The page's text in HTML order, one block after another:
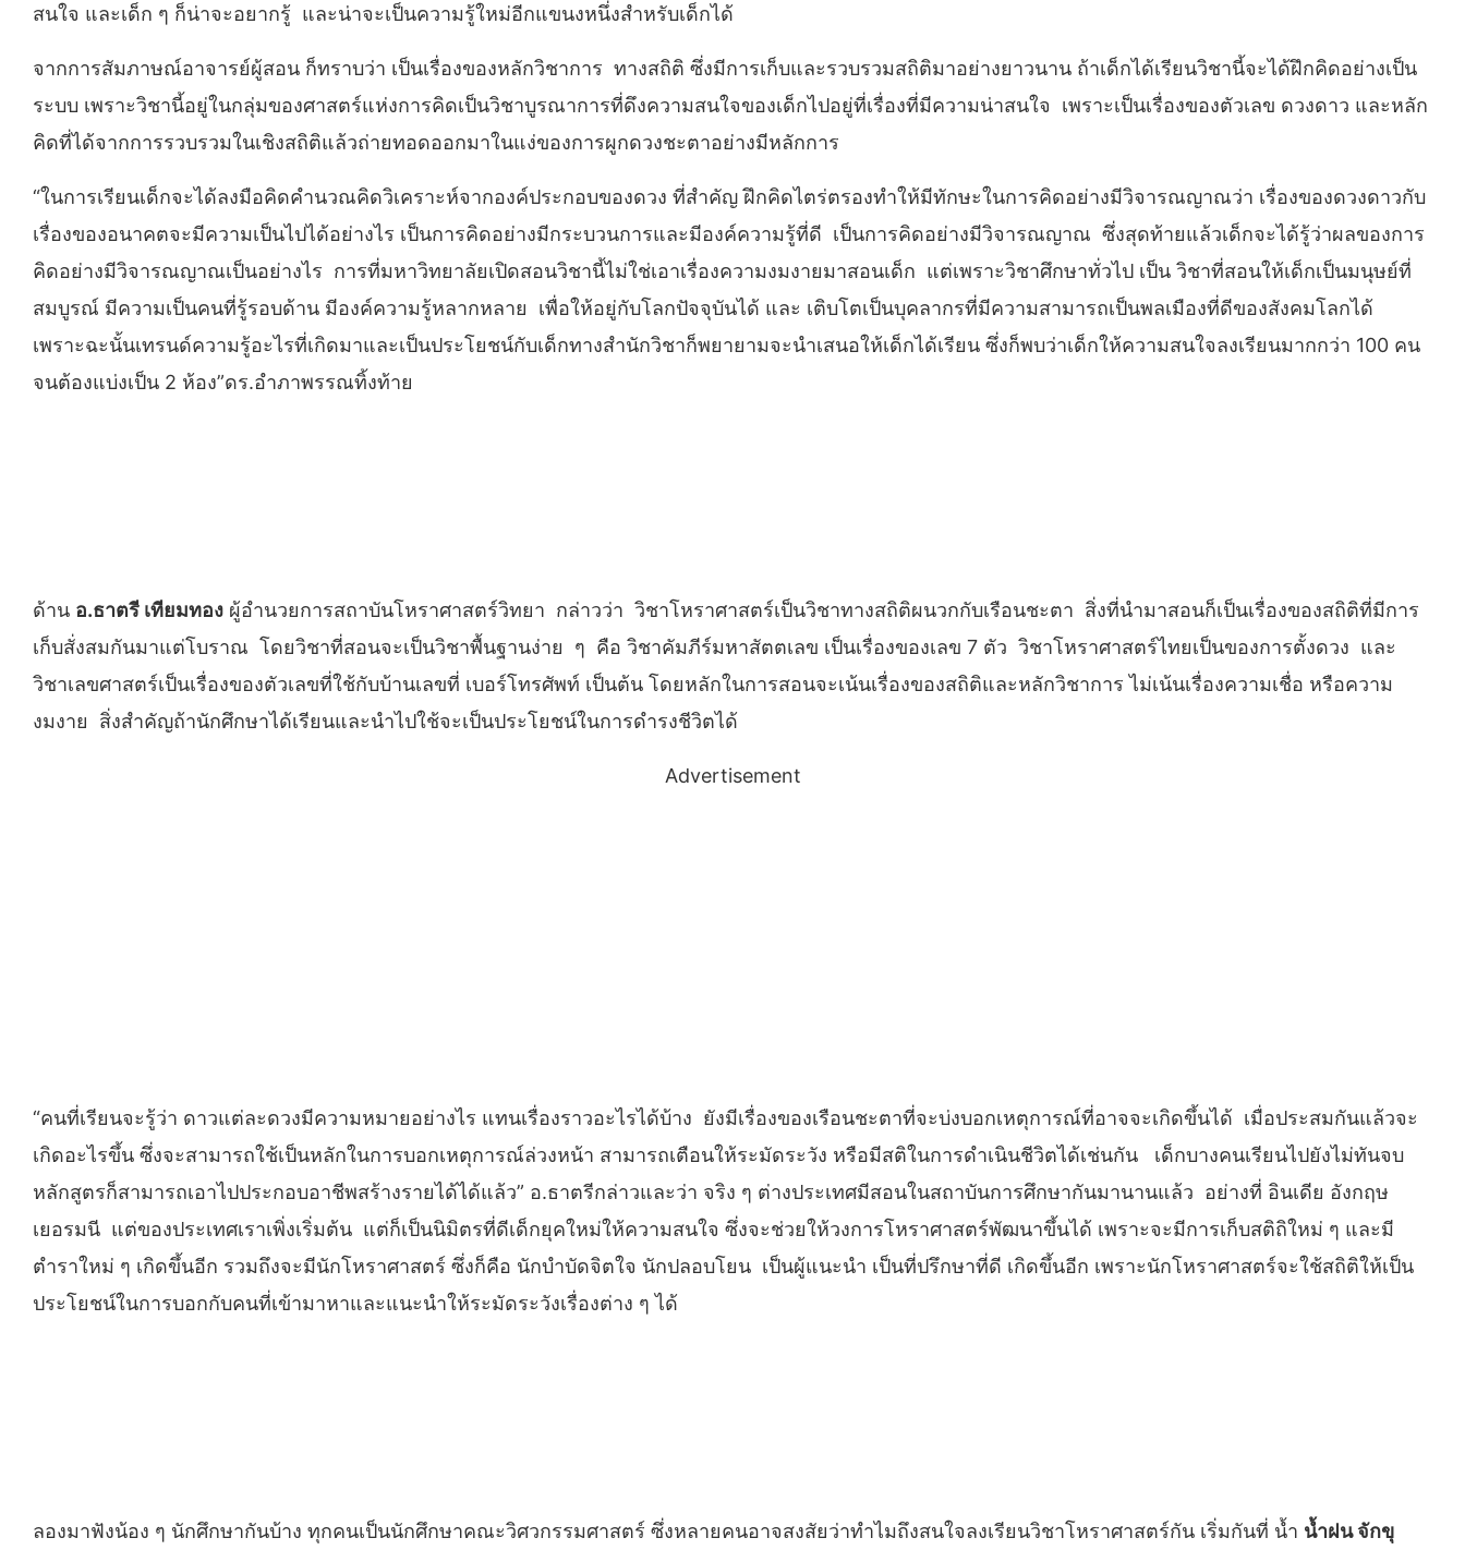
สนใจ และเด็ก ๆ ก็น่าจะอยากรู้ และน่าจะเป็นความรู้ใหม่อีกแขนงหนึ่งสำหรับเด็กได้
จากการสัมภาษณ์อาจารย์ผู้สอน ก็ทราบว่า เป็นเรื่องของหลักวิชาการ ทางสถิติ ซึ่งมีการเก็บและรวบรวมสถิติมาอย่างยาวนาน ถ้าเด็กได้เรียนวิชานี้จะได้ฝึกคิดอย่างเป็น
ระบบ เพราะวิชานี้อยู่ในกลุ่มของศาสตร์แห่งการคิดเป็นวิชาบูรณาการที่ดึงความสนใจของเด็กไปอยู่ที่เรื่องที่มีความน่าสนใจ เพราะเป็นเรื่องของตัวเลข ดวงดาว และหลัก
คิดที่ได้จากการรวบรวมในเชิงสถิติแล้วถ่ายทอดออกมาในแง่ของการผูกดวงชะตาอย่างมีหลักการ
“ในการเรียนเด็กจะได้ลงมือคิดคำนวณคิดวิเคราะห์จากองค์ประกอบของดวง ที่สำคัญ ฝึกคิดไตร่ตรองทำให้มีทักษะในการคิดอย่างมีวิจารณญาณว่า เรื่องของดวงดาวกับ
เรื่องของอนาคตจะมีความเป็นไปได้อย่างไร เป็นการคิดอย่างมีกระบวนการและมีองค์ความรู้ที่ดี เป็นการคิดอย่างมีวิจารณญาณ ซึ่งสุดท้ายแล้วเด็กจะได้รู้ว่าผลของการ
คิดอย่างมีวิจารณญาณเป็นอย่างไร การที่มหาวิทยาลัยเปิดสอนวิชานี้ไม่ใช่เอาเรื่องความงมงายมาสอนเด็ก แต่เพราะวิชาศึกษาทั่วไป เป็น วิชาที่สอนให้เด็กเป็นมนุษย์ที่
สมบูรณ์ มีความเป็นคนที่รู้รอบด้าน มีองค์ความรู้หลากหลาย เพื่อให้อยู่กับโลกปัจจุบันได้ และ เติบโตเป็นบุคลากรที่มีความสามารถเป็นพลเมืองที่ดีของสังคมโลกได้
เพราะฉะนั้นเทรนด์ความรู้อะไรที่เกิดมาและเป็นประโยชน์กับเด็กทางสำนักวิชาก็พยายามจะนำเสนอให้เด็กได้เรียน ซึ่งก็พบว่าเด็กให้ความสนใจลงเรียนมากกว่า 100 คน
จนต้องแบ่งเป็น 2 ห้อง”ดร.อำภาพรรณทิ้งท้าย
ด้าน อ.ธาตรี เทียมทอง ผู้อำนวยการสถาบันโหราศาสตร์วิทยา กล่าวว่า วิชาโหราศาสตร์เป็นวิชาทางสถิติผนวกกับเรือนชะตา สิ่งที่นำมาสอนก็เป็นเรื่องของสถิติที่มีการ
เก็บสั่งสมกันมาแต่โบราณ โดยวิชาที่สอนจะเป็นวิชาพื้นฐานง่าย ๆ คือ วิชาคัมภีร์มหาสัตตเลข เป็นเรื่องของเลข 7 ตัว วิชาโหราศาสตร์ไทยเป็นของการตั้งดวง และ
วิชาเลขศาสตร์เป็นเรื่องของตัวเลขที่ใช้กับบ้านเลขที่ เบอร์โทรศัพท์ เป็นต้น โดยหลักในการสอนจะเน้นเรื่องของสถิติและหลักวิชาการ ไม่เน้นเรื่องความเชื่อ หรือความ
งมงาย สิ่งสำคัญถ้านักศึกษาได้เรียนและนำไปใช้จะเป็นประโยชน์ในการดำรงชีวิตได้
Advertisement
“คนที่เรียนจะรู้ว่า ดาวแต่ละดวงมีความหมายอย่างไร แทนเรื่องราวอะไรได้บ้าง ยังมีเรื่องของเรือนชะตาที่จะบ่งบอกเหตุการณ์ที่อาจจะเกิดขึ้นได้ เมื่อประสมกันแล้วจะ
เกิดอะไรขึ้น ซึ่งจะสามารถใช้เป็นหลักในการบอกเหตุการณ์ล่วงหน้า สามารถเตือนให้ระมัดระวัง หรือมีสติในการดำเนินชีวิตได้เช่นกัน เด็กบางคนเรียนไปยังไม่ทันจบ
หลักสูตรก็สามารถเอาไปประกอบอาชีพสร้างรายได้ได้แล้ว” อ.ธาตรีกล่าวและว่า จริง ๆ ต่างประเทศมีสอนในสถาบันการศึกษากันมานานแล้ว อย่างที่ อินเดีย อังกฤษ
เยอรมนี แต่ของประเทศเราเพิ่งเริ่มต้น แต่ก็เป็นนิมิตรที่ดีเด็กยุคใหม่ให้ความสนใจ ซึ่งจะช่วยให้วงการโหราศาสตร์พัฒนาขึ้นได้ เพราะจะมีการเก็บสติถิใหม่ ๆ และมี
ตำราใหม่ ๆ เกิดขึ้นอีก รวมถึงจะมีนักโหราศาสตร์ ซึ่งก็คือ นักบำบัดจิตใจ นักปลอบโยน เป็นผู้แนะนำ เป็นที่ปรึกษาที่ดี เกิดขึ้นอีก เพราะนักโหราศาสตร์จะใช้สถิติให้เป็น
ประโยชน์ในการบอกกับคนที่เข้ามาหาและแนะนำให้ระมัดระวังเรื่องต่าง ๆ ได้
ลองมาฟังน้อง ๆ นักศึกษากันบ้าง ทุกคนเป็นนักศึกษาคณะวิศวกรรมศาสตร์ ซึ่งหลายคนอาจสงสัยว่าทำไมถึงสนใจลงเรียนวิชาโหราศาสตร์กัน เริ่มกันที่ น้ำ น้ำฝน จักขุ